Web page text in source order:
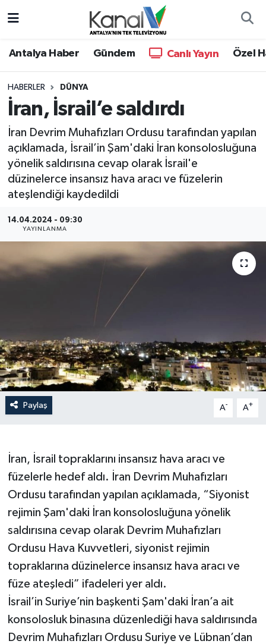
Antalya Haber Gündem Canlı Yayın Özel
HABERLER DÜNYA
İran, İsrail’e saldırdı
İran Devrim Muhafızları Ordusu tarafından yapılan
açıklamada, İsrail’in Şam'daki İran konsolosluğuna
yönelik saldırısına cevap olarak İsrail'e
düzinelerce insansız hava aracı ve füzelerin
ateşlendiği kaydedildi
14.04.2024 - 09:30
YAYINLANMA
Paylaş A- A+
İran, İsrail topraklarını insansız hava aracı ve
füzelerle hedef aldı. İran Devrim Muhafızları
Ordusu tarafından yapılan açıklamada, “Siyonist
rejimin Şam'daki İran konsolosluğuna yönelik
saldırısına cevap olarak Devrim Muhafızları
Ordusu Hava Kuvvetleri, siyonist rejimin
topraklarına düzinelerce insansız hava aracı ve
füze ateşledi” ifadeleri yer aldı.
İsrail’in Suriye’nin başkenti Şam'daki İran’a ait
konsolosluk binasına düzenlediği hava saldırısında
Devrim Muhafızları Ordusu Suriye ve Lübnan’dan
Antalya Haber
Dünya
Eğitim
Ekonomi
Gündem
Günün Manşetleri
Haber Kuşakları
Kültür Sanat
Magazin
Öğle Bülteni
Sosyal medya
Spor
Teknoloji
Televizyon
Turizm
Hava Durumu
Trafik Durumu
Süper Lig Puan Durumu ve Fikstür
Tüm Manşetler
Son Dakika Haberleri
Haber Arşivi